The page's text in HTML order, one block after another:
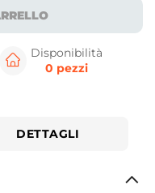
Disponibilità
0 pezzi
DETTAGLI